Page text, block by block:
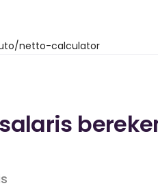
netto-calculator